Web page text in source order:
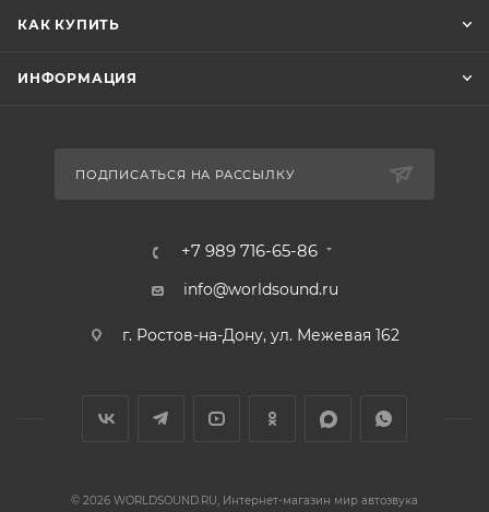
КАК КУПИТЬ
ИНФОРМАЦИЯ
ПОДПИСАТЬСЯ НА РАССЫЛКУ
+7 989 716-65-86
info@worldsound.ru
г. Ростов-на-Дону, ул. Межевая 162
© 2026 WORLDSOUND.RU, Интернет-магазин мир автозвука